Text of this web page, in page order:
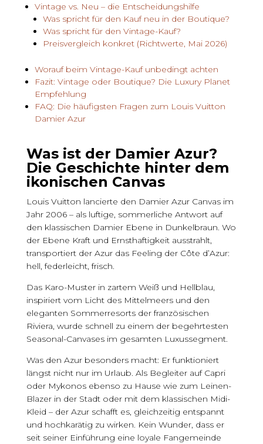
Vintage vs. Neu – die Entscheidungshilfe
Was spricht für den Kauf neu in der Boutique?
Was spricht für den Vintage-Kauf?
Preisvergleich konkret (Richtwerte, Mai 2026)
Worauf beim Vintage-Kauf unbedingt achten
Fazit: Vintage oder Boutique? Die Luxury Planet
Empfehlung
FAQ: Die häufigsten Fragen zum Louis Vuitton
Damier Azur
Was ist der Damier Azur?
Die Geschichte hinter dem
ikonischen Canvas
Louis Vuitton lancierte den Damier Azur Canvas im
Jahr 2006 – als luftige, sommerliche Antwort auf
den klassischen Damier Ebene in Dunkelbraun. Wo
der Ebene Kraft und Ernsthaftigkeit ausstrahlt,
transportiert der Azur das Feeling der Côte d’Azur:
hell, federleicht, frisch.
Das Karo-Muster in zartem Weiß und Hellblau,
inspiriert vom Licht des Mittelmeers und den
eleganten Sommerresorts der französischen
Riviera, wurde schnell zu einem der begehrtesten
Seasonal-Canvases im gesamten Luxussegment.
Was den Azur besonders macht: Er funktioniert
längst nicht nur im Urlaub. Als Begleiter auf Capri
oder Mykonos ebenso zu Hause wie zum Leinen-
Blazer in der Stadt oder mit dem klassischen Midi-
Kleid – der Azur schafft es, gleichzeitig entspannt
und hochkarätig zu wirken. Kein Wunder, dass er
seit seiner Einführung eine loyale Fangemeinde